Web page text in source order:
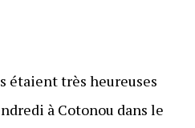
étaient très heureuses
à Cotonou dans le